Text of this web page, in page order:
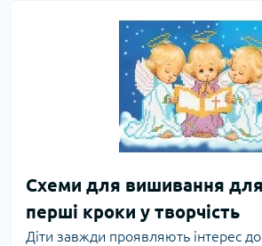
Схеми для вишивання для
перші кроки у творчість
Діти завжди проявляють інтерес до